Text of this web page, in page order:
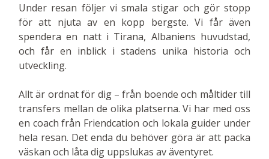
Under resan följer vi smala stigar och gör stopp
för att njuta av en kopp bergste. Vi får även
spendera en natt i Tirana, Albaniens huvudstad,
och får en inblick i stadens unika historia och
utveckling.
Allt är ordnat för dig – från boende och måltider till
transfers mellan de olika platserna. Vi har med oss
en coach från Friendcation och lokala guider under
hela resan. Det enda du behöver göra är att packa
väskan och låta dig uppslukas av äventyret.